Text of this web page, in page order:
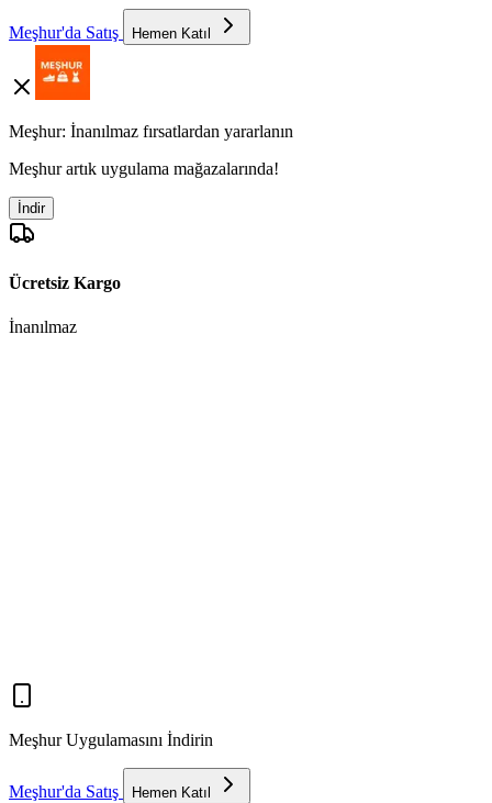
Meşhur'da Satış Hemen Katıl
Meşhur: İnanılmaz fırsatlardan yararlanın
Meşhur artık uygulama mağazalarında!
İndir
Ücretsiz Kargo
İnanılmaz
Meşhur Uygulamasını İndirin
Meşhur'da Satış Hemen Katıl